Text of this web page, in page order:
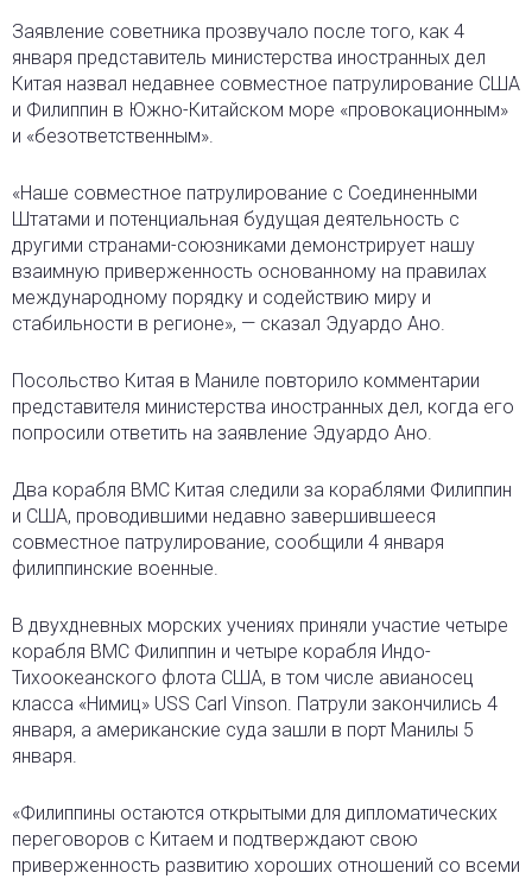
Заявление советника прозвучало после того, как 4
января представитель министерства иностранных дел
Китая назвал недавнее совместное патрулирование США
и Филиппин в Южно-Китайском море «провокационным»
и «безответственным».
«Наше совместное патрулирование с Соединенными
Штатами и потенциальная будущая деятельность с
другими странами-союзниками демонстрирует нашу
взаимную приверженность основанному на правилах
международному порядку и содействию миру и
стабильности в регионе», — сказал Эдуардо Ано.
Посольство Китая в Маниле повторило комментарии
представителя министерства иностранных дел, когда его
попросили ответить на заявление Эдуардо Ано.
Два корабля ВМС Китая следили за кораблями Филиппин
и США, проводившими недавно завершившееся
совместное патрулирование, сообщили 4 января
филиппинские военные.
В двухдневных морских учениях приняли участие четыре
корабля ВМС Филиппин и четыре корабля Индо-
Тихоокеанского флота США, в том числе авианосец
класса «Нимиц» USS Carl Vinson. Патрули закончились 4
января, а американские суда зашли в порт Манилы 5
января.
«Филиппины остаются открытыми для дипломатических
переговоров с Китаем и подтверждают свою
приверженность развитию хороших отношений со всеми